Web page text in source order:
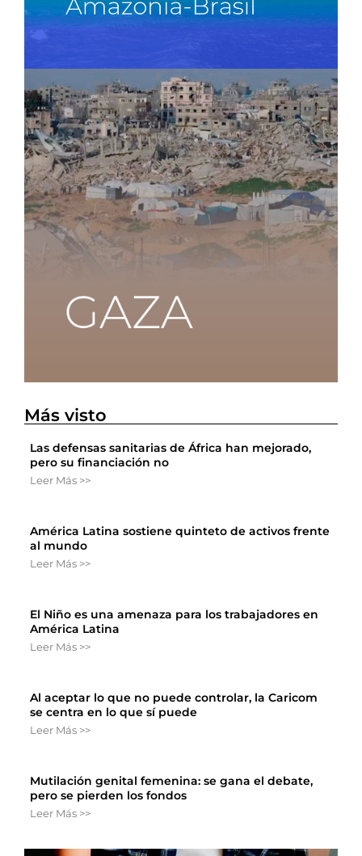
Más visto
Las defensas sanitarias de África han mejorado,
pero su financiación no
Leer Más >>
América Latina sostiene quinteto de activos frente
al mundo
Leer Más >>
El Niño es una amenaza para los trabajadores en
América Latina
Leer Más >>
Al aceptar lo que no puede controlar, la Caricom
se centra en lo que sí puede
Leer Más >>
Mutilación genital femenina: se gana el debate,
pero se pierden los fondos
Leer Más >>